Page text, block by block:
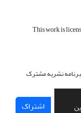
This work is
نشریه مشترک
اشتراک